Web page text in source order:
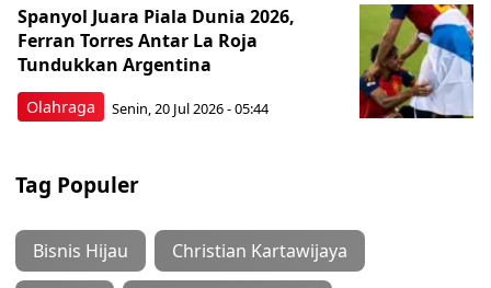
Olahraga
Spanyol Juara Piala Dunia 2026,
Ferran Torres Antar La Roja
Tundukkan Argentina
Senin, 20 Jul 2026 - 05:44
Tag Populer
Bisnis Hijau Christian Kartawijaya